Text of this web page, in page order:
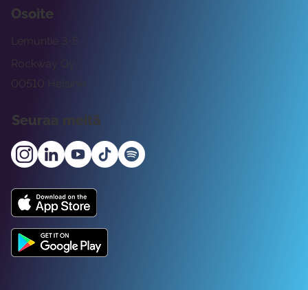
Osoite
Rockway Oy
Lemuntie 3-5
00510 Helsinki
Seuraa meitä